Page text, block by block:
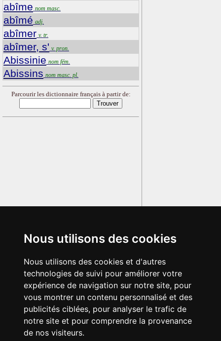
Nous utilisons des cookies
Nous utilisons des cookies et d'autres
technologies de suivi pour améliorer votre
expérience de navigation sur notre site, pour
vous montrer un contenu personnalisé et des
publicités ciblées, pour analyser le trafic de
notre site et pour comprendre la provenance
de nos visiteurs.
abîme nom masc.
abîmé adj.
abîmer v. tr.
abîmer, s' v. pron.
Abissinie nom fém.
Abissins nom masc. pl.
Parcourir les dictionnaire français à partir de: